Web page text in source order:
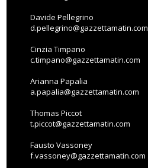
Davide Pellegrino
d.pellegrino@gazzettamatin.com
Cinzia Timpano
c.timpano@gazzettamatin.com
Arianna Papalia
a.papalia@gazzettamatin.com
Thomas Piccot
t.piccot@gazzettamatin.com
Fausto Vassoney
f.vassoney@gazzettamatin.com